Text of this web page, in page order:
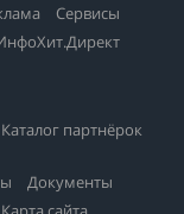
Сервисы
Каталог партнёрок
Документы